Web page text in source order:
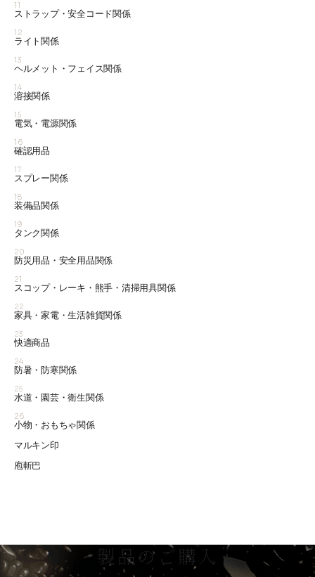
11
ストラップ・安全コード関係
12
ライト関係
13
ヘルメット・フェイス関係
14
溶接関係
15
電気・電源関係
16
確認用品
17
スプレー関係
18
装備品関係
19
タンク関係
20
防災用品・安全用品関係
21
スコップ・レーキ・熊手・清掃用具関係
22
家具・家電・生活雑貨関係
23
快適商品
24
防暑・防寒関係
25
水道・園芸・衛生関係
26
小物・おもちゃ関係
マルキン印
庖斬巴
製品のご購入